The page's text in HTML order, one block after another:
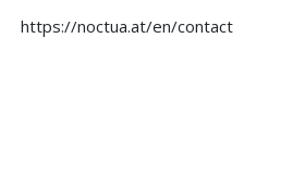
https://noctua.at/en/contact